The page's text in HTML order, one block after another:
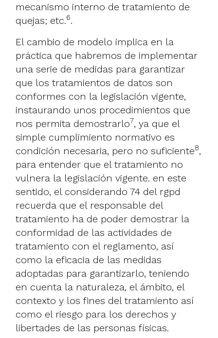
mecanismo interno de tratamiento de
quejas; etc.6.
El cambio de modelo implica en la
práctica que habremos de implementar
una serie de medidas para garantizar
que los tratamientos de datos son
conformes con la legislación vigente,
instaurando unos procedimientos que
nos permita demostrarlo7, ya que el
simple cumplimiento normativo es
condición necesaria, pero no suficiente8,
para entender que el tratamiento no
vulnera la legislación vigente. en este
sentido, el considerando 74 del rgpd
recuerda que el responsable del
tratamiento ha de poder demostrar la
conformidad de las actividades de
tratamiento con el reglamento, así
como la eficacia de las medidas
adoptadas para garantizarlo, teniendo
en cuenta la naturaleza, el ámbito, el
contexto y los fines del tratamiento así
como el riesgo para los derechos y
libertades de las personas físicas.